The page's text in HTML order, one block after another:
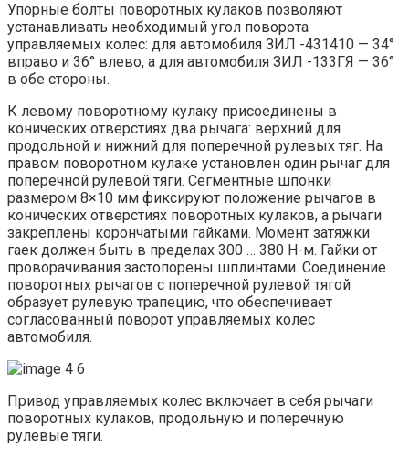
Упорные болты поворотных кулаков позволяют
устанавливать необходимый угол поворота
управляемых колес: для автомобиля ЗИЛ -431410 — 34°
вправо и 36° влево, а для автомобиля ЗИЛ -133ГЯ — 36°
в обе стороны.
К левому поворотному кулаку присоединены в
конических отверстиях два рычага: верхний для
продольной и нижний для поперечной рулевых тяг. На
правом поворотном кулаке установлен один рычаг для
поперечной рулевой тяги. Сегментные шпонки
размером 8×10 мм фиксируют положение рычагов в
конических отверстиях поворотных кулаков, а рычаги
закреплены корончатыми гайками. Момент затяжки
гаек должен быть в пределах 300 … 380 Н-м. Гайки от
проворачивания застопорены шплинтами. Соединение
поворотных рычагов с поперечной рулевой тягой
образует рулевую трапецию, что обеспечивает
согласованный поворот управляемых колес
автомобиля.
Привод управляемых колес включает в себя рычаги
поворотных кулаков, продольную и поперечную
рулевые тяги.